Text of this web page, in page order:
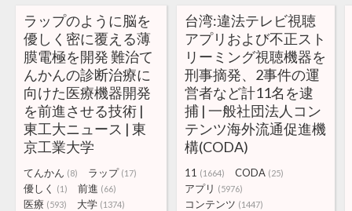
ラップのように脳を
優しく密に覆える薄
膜電極を開発 難治て
んかんの診断治療に
向けた医療機器開発
を前進させる技術 |
東工大ニュース | 東
京工業大学
てんかん (8) ラップ (17)
優しく (1) 前進 (66)
医療 (593) 大学 (1374)
台湾:違法テレビ視聴
アプリおよび不正スト
リーミング視聴機器を
刑事摘発、2事件の運
営者など計11名を逮
捕 | 一般社団法人コン
テンツ海外流通促進機
構(CODA)
11 (1664) CODA (25)
アプリ (5976)
コンテンツ (1447)